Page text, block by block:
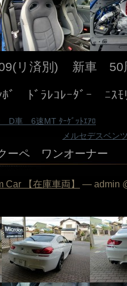
リ済別) 新車 50
ﾞ ﾄﾞﾗﾚｺﾚｰﾀﾞｰ ﾆｽﾓ
D車 6速MT ﾀｰｹﾞｯﾄｴｱﾛ
メルセデスベ
ーペ ワンオーナー
Car 【在庫車両】 — admin